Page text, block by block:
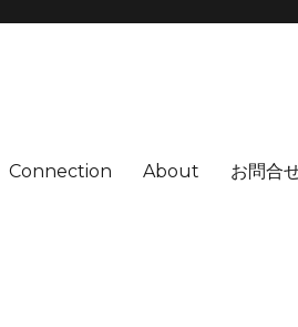
Connection About お問合